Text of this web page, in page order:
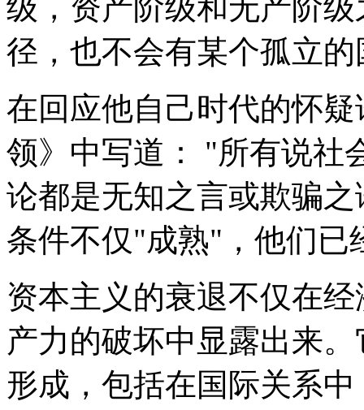
级，资产阶级和无产阶
径，也不会有某个孤立
在回应他自己时代的怀
领》中写道： "所有说社
论都是无知之言或欺骗
条件不仅"成熟"，他们已
资本主义的衰退不仅在
产力的破坏中显露出来
形成，包括在国际关系